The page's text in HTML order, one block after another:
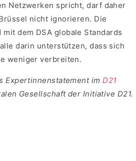
Netzwerken spricht, darf daher
nicht ignorieren. Die
dem DSA globale Standards
darin unterstützen, dass sich
weniger verbreiten.
Expertinnenstatement imD21
Gesellschaft der Initiative D21.